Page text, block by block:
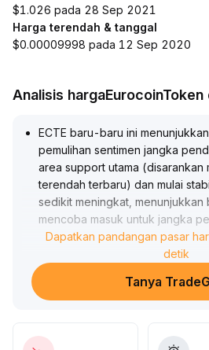
$1.026 pada 28 Sep 2021
Harga terendah & tanggal
$0.00009998 pada 12 Sep 2020
Analisis hargaEurocoinToken
ECTE baru-baru ini
pemulihan sentimen jangka
area support utama (disarankan
terendah terbaru) dan mulai
sedikit meningkat, menunjukkan
mencoba masuk untuk jangka
Namun perlu diperhatikan,
berada pada fase konsolidasi
dan efektivitas rebound masih
volume dan harga secara
terendah utama; untuk jangka
Dapatkan pandangan pasar
detik
Tanya